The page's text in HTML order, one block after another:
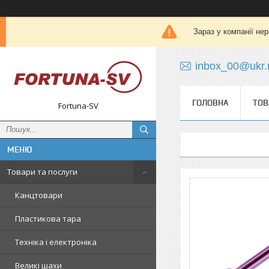
Зараз у компанії
Fortuna-SV
Товари та послуги
Канцтовари
Пластикова тара
Техніка і електроніка
Великі шахи
ГОЛОВНА